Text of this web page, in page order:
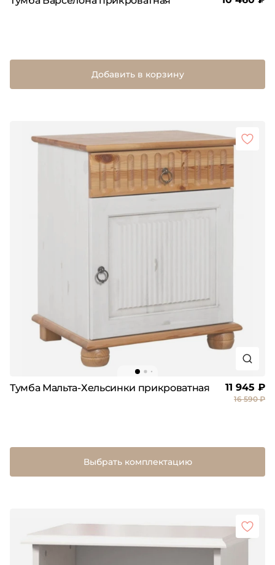
Добавить в корзину
Тумба Мальта-Хельсинки прикроватная 11 945 ₽
16 590 ₽
Выбрать комплектацию